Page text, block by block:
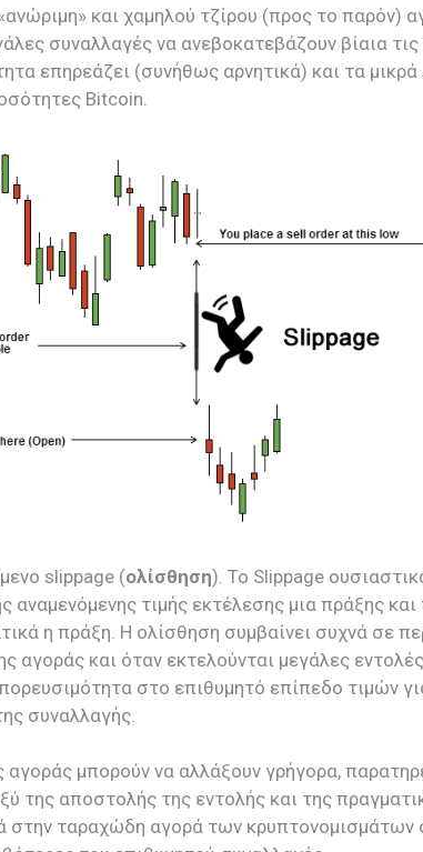
και χαμηλού τζίρου (προς το παρόν)
συναλλαγές να ανεβοκατεβάζουν βίαια
επηρεάζει (συνήθως αρνητικά) και τα
Bitcoin.
slippage (ολίσθηση). Το Slippage
αναμενόμενης τιμής εκτέλεσης μια πράξης και
η πράξη. Η ολίσθηση συμβαίνει συχνά σε
αγοράς και όταν εκτελούνται μεγάλες
στο επιθυμητό επίπεδο τιμών
συναλλαγής.
αγοράς μπορούν να αλλάξουν γρήγορα,
της αποστολής της εντολής και της
στην ταραχώδη αγορά των κρυπτονομισμάτων